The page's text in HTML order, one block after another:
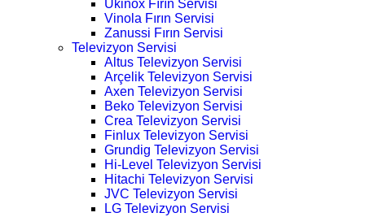
Ukinox Fırın Servisi
Vinola Fırın Servisi
Zanussi Fırın Servisi
Televizyon Servisi
Altus Televizyon Servisi
Arçelik Televizyon Servisi
Axen Televizyon Servisi
Beko Televizyon Servisi
Crea Televizyon Servisi
Finlux Televizyon Servisi
Grundig Televizyon Servisi
Hi-Level Televizyon Servisi
Hitachi Televizyon Servisi
JVC Televizyon Servisi
LG Televizyon Servisi